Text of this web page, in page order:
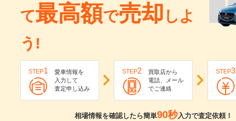
て最高額で売却 しよ
う!
STEP1
愛車情報を
入力して
査定申し込み
STEP2
買取店から
電話、メール
でご連絡
STEP3
相場情報を確認したら簡単90秒入力で査定依頼！